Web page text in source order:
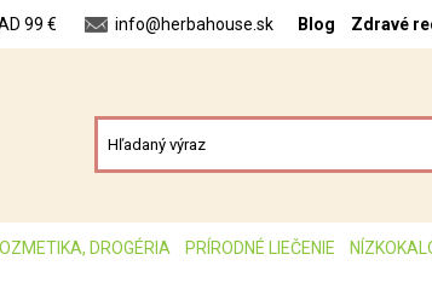
99 € info@herbahouse.sk Blog Zdravé
DROGÉRIA PRÍRODNÉ LIEČENIE